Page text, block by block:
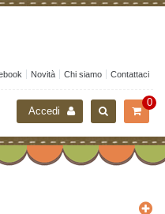
Novità Chi siamo Contattaci
0
Accedi